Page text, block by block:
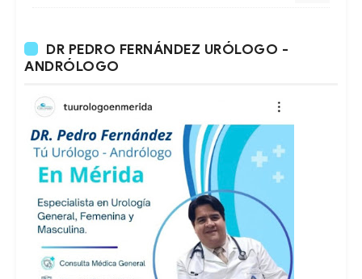
DR PEDRO FERNÁNDEZ URÓLOGO -
ANDRÓLOGO